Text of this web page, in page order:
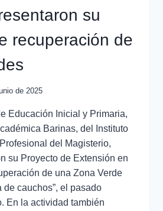
su
recuperación de
de 2025
Educación Inicial y Primaria,
Barinas, del Instituto
del Magisterio,
su Proyecto de Extensión en
de una Zona Verde
de cauchos”, el pasado
En la actividad también